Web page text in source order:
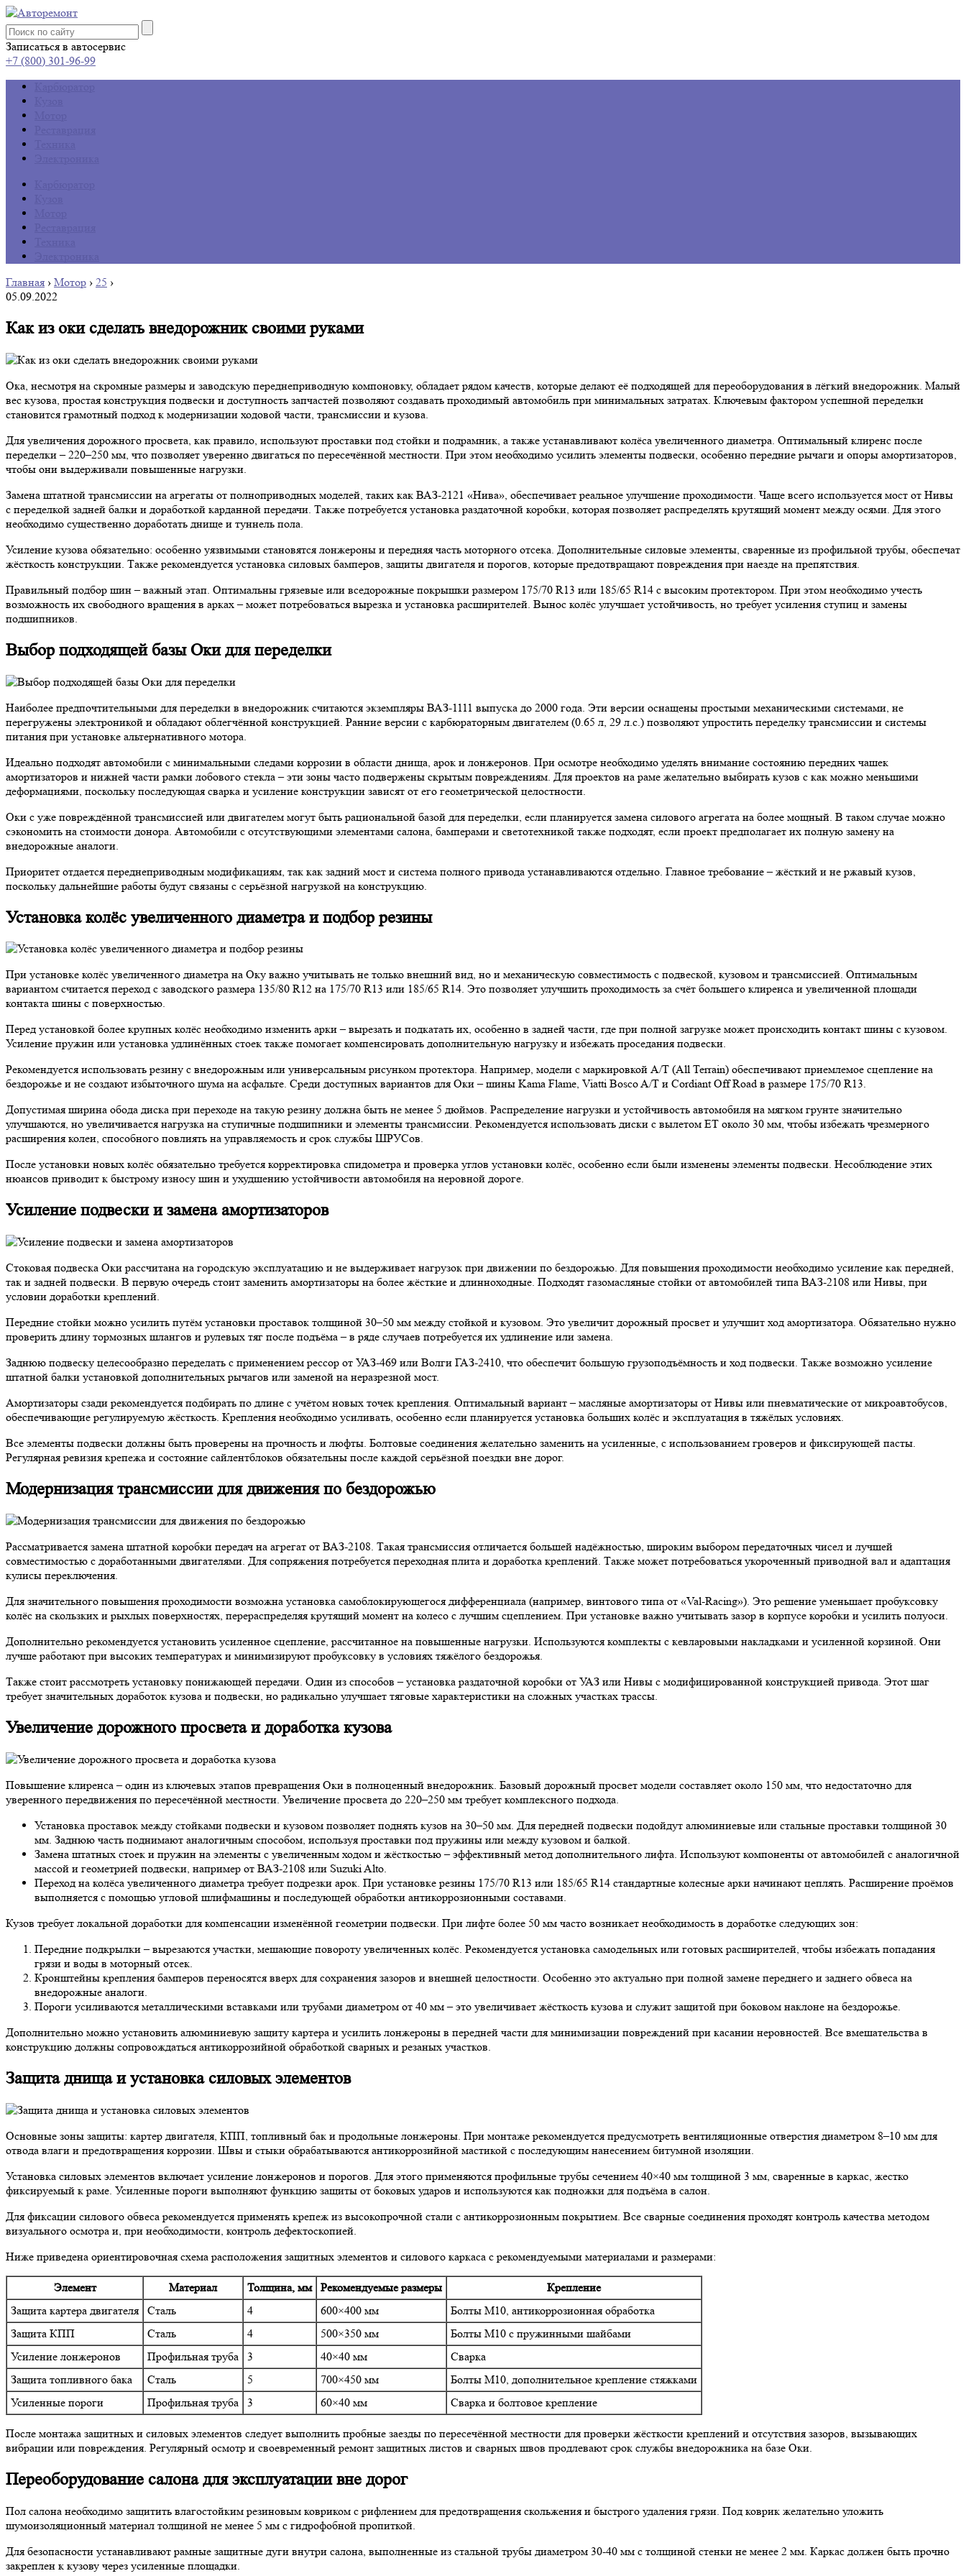
Записаться в автосервис
+7 (800) 301-96-99
Главная › Мотор › 25 ›
05.09.2022
Как из оки сделать внедорожник своими руками
Ока, несмотря на скромные размеры и заводскую переднеприводную компоновку, обладает рядом качеств, которые делают её подходящей для переоборудования в лёгкий внедорожник. Малый
вес кузова, простая конструкция подвески и доступность запчастей позволяют создавать проходимый автомобиль при минимальных затратах. Ключевым фактором успешной переделки
становится грамотный подход к модернизации ходовой части, трансмиссии и кузова.
Для увеличения дорожного просвета, как правило, используют проставки под стойки и подрамник, а также устанавливают колёса увеличенного диаметра. Оптимальный клиренс после
переделки – 220–250 мм, что позволяет уверенно двигаться по пересечённой местности. При этом необходимо усилить элементы подвески, особенно передние рычаги и опоры амортизаторов,
чтобы они выдерживали повышенные нагрузки.
Замена штатной трансмиссии на агрегаты от полноприводных моделей, таких как ВАЗ-2121 «Нива», обеспечивает реальное улучшение проходимости. Чаще всего используется мост от Нивы
с переделкой задней балки и доработкой карданной передачи. Также потребуется установка раздаточной коробки, которая позволяет распределять крутящий момент между осями. Для этого
необходимо существенно доработать днище и туннель пола.
Усиление кузова обязательно: особенно уязвимыми становятся лонжероны и передняя часть моторного отсека. Дополнительные силовые элементы, сваренные из профильной трубы, обеспечат
жёсткость конструкции. Также рекомендуется установка силовых бамперов, защиты двигателя и порогов, которые предотвращают повреждения при наезде на препятствия.
Правильный подбор шин – важный этап. Оптимальны грязевые или вседорожные покрышки размером 175/70 R13 или 185/65 R14 с высоким протектором. При этом необходимо учесть
возможность их свободного вращения в арках – может потребоваться вырезка и установка расширителей. Вынос колёс улучшает устойчивость, но требует усиления ступиц и замены
подшипников.
Выбор подходящей базы Оки для переделки
Наиболее предпочтительными для переделки в внедорожник считаются экземпляры ВАЗ-1111 выпуска до 2000 года. Эти версии оснащены простыми механическими системами, не
перегружены электроникой и обладают облегчённой конструкцией. Ранние версии с карбюраторным двигателем (0.65 л, 29 л.с.) позволяют упростить переделку трансмиссии и системы
питания при установке альтернативного мотора.
Идеально подходят автомобили с минимальными следами коррозии в области днища, арок и лонжеронов. При осмотре необходимо уделять внимание состоянию передних чашек
амортизаторов и нижней части рамки лобового стекла – эти зоны часто подвержены скрытым повреждениям. Для проектов на раме желательно выбирать кузов с как можно меньшими
деформациями, поскольку последующая сварка и усиление конструкции зависят от его геометрической целостности.
Оки с уже повреждённой трансмиссией или двигателем могут быть рациональной базой для переделки, если планируется замена силового агрегата на более мощный. В таком случае можно
сэкономить на стоимости донора. Автомобили с отсутствующими элементами салона, бамперами и светотехникой также подходят, если проект предполагает их полную замену на
внедорожные аналоги.
Приоритет отдается переднеприводным модификациям, так как задний мост и система полного привода устанавливаются отдельно. Главное требование – жёсткий и не ржавый кузов,
поскольку дальнейшие работы будут связаны с серьёзной нагрузкой на конструкцию.
Установка колёс увеличенного диаметра и подбор резины
При установке колёс увеличенного диаметра на Оку важно учитывать не только внешний вид, но и механическую совместимость с подвеской, кузовом и трансмиссией. Оптимальным
вариантом считается переход с заводского размера 135/80 R12 на 175/70 R13 или 185/65 R14. Это позволяет улучшить проходимость за счёт большего клиренса и увеличенной площади
контакта шины с поверхностью.
Перед установкой более крупных колёс необходимо изменить арки – вырезать и подкатать их, особенно в задней части, где при полной загрузке может происходить контакт шины с кузовом.
Усиление пружин или установка удлинённых стоек также помогает компенсировать дополнительную нагрузку и избежать проседания подвески.
Рекомендуется использовать резину с внедорожным или универсальным рисунком протектора. Например, модели с маркировкой A/T (All Terrain) обеспечивают приемлемое сцепление на
бездорожье и не создают избыточного шума на асфальте. Среди доступных вариантов для Оки – шины Kama Flame, Viatti Bosco A/T и Cordiant Off Road в размере 175/70 R13.
Допустимая ширина обода диска при переходе на такую резину должна быть не менее 5 дюймов. Распределение нагрузки и устойчивость автомобиля на мягком грунте значительно
улучшаются, но увеличивается нагрузка на ступичные подшипники и элементы трансмиссии. Рекомендуется использовать диски с вылетом ET около 30 мм, чтобы избежать чрезмерного
расширения колеи, способного повлиять на управляемость и срок службы ШРУСов.
После установки новых колёс обязательно требуется корректировка спидометра и проверка углов установки колёс, особенно если были изменены элементы подвески. Несоблюдение этих
нюансов приводит к быстрому износу шин и ухудшению устойчивости автомобиля на неровной дороге.
Усиление подвески и замена амортизаторов
Стоковая подвеска Оки рассчитана на городскую эксплуатацию и не выдерживает нагрузок при движении по бездорожью. Для повышения проходимости необходимо усиление как передней,
так и задней подвески. В первую очередь стоит заменить амортизаторы на более жёсткие и длинноходные. Подходят газомасляные стойки от автомобилей типа ВАЗ-2108 или Нивы, при
условии доработки креплений.
Передние стойки можно усилить путём установки проставок толщиной 30–50 мм между стойкой и кузовом. Это увеличит дорожный просвет и улучшит ход амортизатора. Обязательно нужно
проверить длину тормозных шлангов и рулевых тяг после подъёма – в ряде случаев потребуется их удлинение или замена.
Заднюю подвеску целесообразно переделать с применением рессор от УАЗ-469 или Волги ГАЗ-2410, что обеспечит большую грузоподъёмность и ход подвески. Также возможно усиление
штатной балки установкой дополнительных рычагов или заменой на неразрезной мост.
Амортизаторы сзади рекомендуется подбирать по длине с учётом новых точек крепления. Оптимальный вариант – масляные амортизаторы от Нивы или пневматические от микроавтобусов,
обеспечивающие регулируемую жёсткость. Крепления необходимо усиливать, особенно если планируется установка больших колёс и эксплуатация в тяжёлых условиях.
Все элементы подвески должны быть проверены на прочность и люфты. Болтовые соединения желательно заменить на усиленные, с использованием гроверов и фиксирующей пасты.
Регулярная ревизия крепежа и состояние сайлентблоков обязательны после каждой серьёзной поездки вне дорог.
Модернизация трансмиссии для движения по бездорожью
Рассматривается замена штатной коробки передач на агрегат от ВАЗ-2108. Такая трансмиссия отличается большей надёжностью, широким выбором передаточных чисел и лучшей
совместимостью с доработанными двигателями. Для сопряжения потребуется переходная плита и доработка креплений. Также может потребоваться укороченный приводной вал и адаптация
кулисы переключения.
Для значительного повышения проходимости возможна установка самоблокирующегося дифференциала (например, винтового типа от «Val-Racing»). Это решение уменьшает пробуксовку
колёс на скользких и рыхлых поверхностях, перераспределяя крутящий момент на колесо с лучшим сцеплением. При установке важно учитывать зазор в корпусе коробки и усилить полуоси.
Дополнительно рекомендуется установить усиленное сцепление, рассчитанное на повышенные нагрузки. Используются комплекты с кевларовыми накладками и усиленной корзиной. Они
лучше работают при высоких температурах и минимизируют пробуксовку в условиях тяжёлого бездорожья.
Также стоит рассмотреть установку понижающей передачи. Один из способов – установка раздаточной коробки от УАЗ или Нивы с модифицированной конструкцией привода. Этот шаг
требует значительных доработок кузова и подвески, но радикально улучшает тяговые характеристики на сложных участках трассы.
Увеличение дорожного просвета и доработка кузова
Повышение клиренса – один из ключевых этапов превращения Оки в полноценный внедорожник. Базовый дорожный просвет модели составляет около 150 мм, что недостаточно для
уверенного передвижения по пересечённой местности. Увеличение просвета до 220–250 мм требует комплексного подхода.
Установка проставок между стойками подвески и кузовом позволяет поднять кузов на 30–50 мм. Для передней подвески подойдут алюминиевые или стальные проставки толщиной 30
мм. Заднюю часть поднимают аналогичным способом, используя проставки под пружины или между кузовом и балкой.
Замена штатных стоек и пружин на элементы с увеличенным ходом и жёсткостью – эффективный метод дополнительного лифта. Используют компоненты от автомобилей с аналогичной
массой и геометрией подвески, например от ВАЗ-2108 или Suzuki Alto.
Переход на колёса увеличенного диаметра требует подрезки арок. При установке резины 175/70 R13 или 185/65 R14 стандартные колесные арки начинают цеплять. Расширение проёмов
выполняется с помощью угловой шлифмашины и последующей обработки антикоррозионными составами.
Кузов требует локальной доработки для компенсации изменённой геометрии подвески. При лифте более 50 мм часто возникает необходимость в доработке следующих зон:
Передние подкрылки – вырезаются участки, мешающие повороту увеличенных колёс. Рекомендуется установка самодельных или готовых расширителей, чтобы избежать попадания
грязи и воды в моторный отсек.
Кронштейны крепления бамперов переносятся вверх для сохранения зазоров и внешней целостности. Особенно это актуально при полной замене переднего и заднего обвеса на
внедорожные аналоги.
Пороги усиливаются металлическими вставками или трубами диаметром от 40 мм – это увеличивает жёсткость кузова и служит защитой при боковом наклоне на бездорожье.
Дополнительно можно установить алюминиевую защиту картера и усилить лонжероны в передней части для минимизации повреждений при касании неровностей. Все вмешательства в
конструкцию должны сопровождаться антикоррозийной обработкой сварных и резаных участков.
Защита днища и установка силовых элементов
Основные зоны защиты: картер двигателя, КПП, топливный бак и продольные лонжероны. При монтаже рекомендуется предусмотреть вентиляционные отверстия диаметром 8–10 мм для
отвода влаги и предотвращения коррозии. Швы и стыки обрабатываются антикоррозийной мастикой с последующим нанесением битумной изоляции.
Установка силовых элементов включает усиление лонжеронов и порогов. Для этого применяются профильные трубы сечением 40×40 мм толщиной 3 мм, сваренные в каркас, жестко
фиксируемый к раме. Усиленные пороги выполняют функцию защиты от боковых ударов и используются как подножки для подъёма в салон.
Для фиксации силового обвеса рекомендуется применять крепеж из высокопрочной стали с антикоррозионным покрытием. Все сварные соединения проходят контроль качества методом
визуального осмотра и, при необходимости, контроль дефектоскопией.
Ниже приведена ориентировочная схема расположения защитных элементов и силового каркаса с рекомендуемыми материалами и размерами:
Элемент Материал Толщина, мм Рекомендуемые размеры
Крепление
Защита картера двигателя
Сталь 4 600×400 мм
Болты М10, антикоррозионная обработка
Защита КПП
Сталь 4 500×350 мм
Болты М10 с пружинными шайбами
Усиление лонжеронов
Профильная труба 3 40×40 мм
Сварка
Защита топливного бака
Сталь 5 700×450 мм
Болты М10, дополнительное крепление стяжками
Усиленные пороги
Профильная труба 3 60×40 мм Сварка и болтовое крепление
После монтажа защитных и силовых элементов следует выполнить пробные заезды по пересечённой местности для проверки жёсткости креплений и отсутствия зазоров, вызывающих
вибрации или повреждения. Регулярный осмотр и своевременный ремонт защитных листов и сварных швов продлевают срок службы внедорожника на базе Оки.
Переоборудование салона для эксплуатации вне дорог
Пол салона необходимо защитить влагостойким резиновым ковриком с рифлением для предотвращения скольжения и быстрого удаления грязи. Под коврик желательно уложить
шумоизоляционный материал толщиной не менее 5 мм с гидрофобной пропиткой.
Для безопасности устанавливают рамные защитные дуги внутри салона, выполненные из стальной трубы диаметром 30-40 мм с толщиной стенки не менее 2 мм. Каркас должен быть прочно
закреплен к кузову через усиленные площадки.